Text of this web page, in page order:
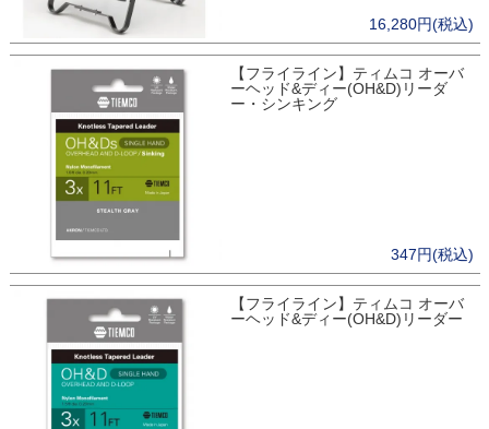
16,280円(税込)
【フライライン】ティムコ オーバ
ーヘッド&ディー(OH&D)リーダ
ー・シンキング
347円(税込)
【フライライン】ティムコ オーバ
ーヘッド&ディー(OH&D)リーダー